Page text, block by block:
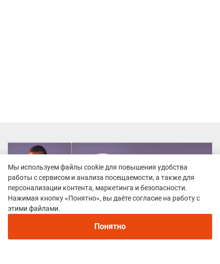
Рекомендуем
Непромокаемые кроссовки для бега зимой и
трейлраннинга 2026. Для города и
Мы используем файлы cookie для повышения удобства
работы с сервисом и анализа посещаемости, а также для
персонализации контента, маркетинга и безопасности.
Нажимая кнопку «Понятно», вы даёте согласие на работу с
этими файлами.
Понятно